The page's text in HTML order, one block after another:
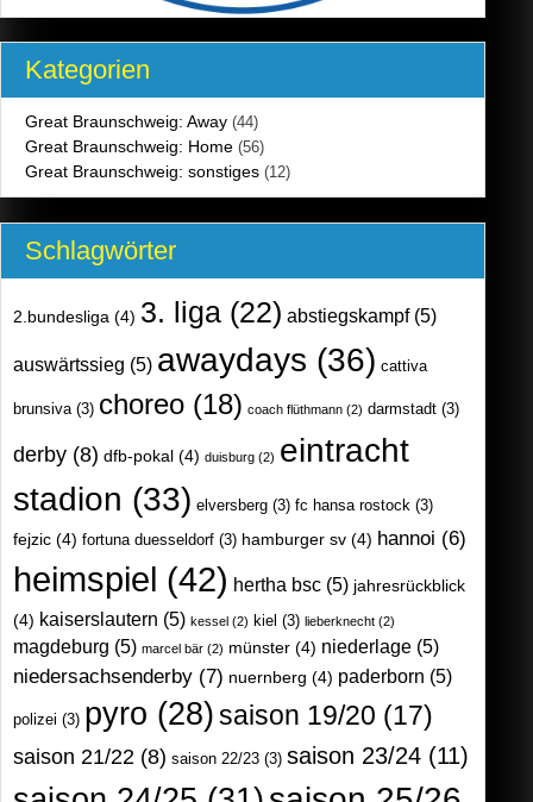
Kategorien
Great Braunschweig: Away (44)
Great Braunschweig: Home (56)
Great Braunschweig: sonstiges (12)
Schlagwörter
2.bundesliga (4) 3. liga (22) abstiegskampf(5)
auswärtssieg (5) awaydays (36) cattiva
brunsiva (3) choreo (18) coach flüthmann (2) darmstadt (3)
derby (8) dfb-pokal (4) duisburg (2) eintracht
stadion (33) elversberg (3) fc hansa rostock (3)
fejzic (4) fortuna duesseldorf (3) hamburger sv (4) hannoi (6)
heimspiel (42) hertha bsc (5) jahresrückblick
(4) kaiserslautern (5) kessel (2) kiel (3) lieberknecht (2)
magdeburg (5) marcel bär (2) münster (4) niederlage (5)
niedersachsenderby (7) nuernberg (4) paderborn (5)
polizei (3) pyro (28)saison 19/20 (17)
saison 21/22 (8) saison 22/23 (3) saison 23/24 (11)